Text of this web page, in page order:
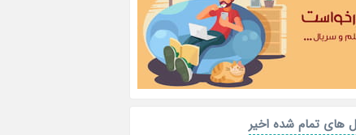
های تمام شده اخیر